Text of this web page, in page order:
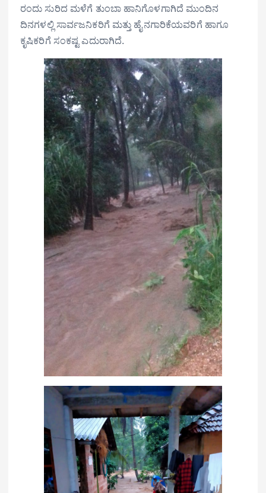
ರಂದು ಸುರಿದ ಮಳೆಗೆ ತುಂಬಾ ಹಾನಿಗೊಳಗಾಗಿದೆ ಮುಂದಿನ
ದಿನಗಳಲ್ಲಿ ಸಾರ್ವಜನಿಕರಿಗೆ ಮತ್ತು ಹೈನಗಾರಿಕೆಯವರಿಗೆ ಹಾಗೂ
ಕೃಷಿಕರಿಗೆ ಸಂಕಷ್ಟ ಎದುರಾಗಿದೆ.